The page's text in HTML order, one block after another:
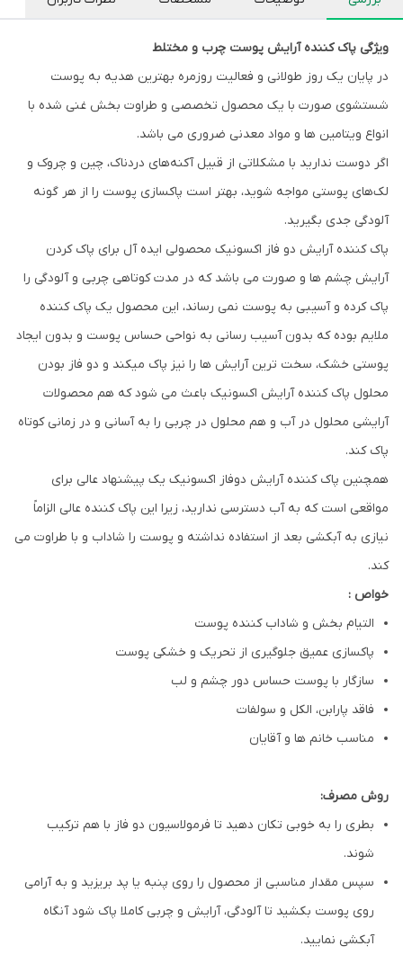
ویژگی پاک کننده آرایش پوست چرب و مختلط
در پایان یک روز طولانی و فعالیت روزمره بهترین هدیه به پوست
شستشوی صورت با یک محصول تخصصی و طراوت بخش غنی شده با
انواع ویتامین ها و مواد معدنی ضروری می باشد.
اگر دوست ندارید با مشکلاتی از قبیل آکنه‌های دردناک، چین و چروک و
لک‌های پوستی مواجه شوید، بهتر است پاکسازی پوست را از هر گونه
آلودگی جدی بگیرید.
پاک کننده آرایش دو فاز اکسونیک محصولی ایده آل برای پاک کردن
آرایش چشم ها و صورت می باشد که در مدت کوتاهی چربی و آلودگی را
پاک کرده و آسیبی به پوست نمی رساند، این محصول یک پاک کننده
ملایم بوده که بدون آسیب رسانی به نواحی حساس پوست و بدون ایجاد
پوستی خشک، سخت ترین آرایش ها را نیز پاک میکند و دو فاز بودن
محلول پاک کننده آرایش اکسونیک باعث می شود که هم محصولات
آرایشی محلول در آب و هم محلول در چربی را به آسانی و در زمانی کوتاه
پاک کند.
همچنین پاک کننده آرایش دوفاز اکسونیک یک پیشنهاد عالی برای
مواقعی است که به آب دسترسی ندارید، زیرا این پاک کننده عالی الزاماً
نیازی به آبکشی بعد از استفاده نداشته و پوست را شاداب و با طراوت می
کند.
خواص :
التیام بخش و شاداب کننده پوست
پاکسازی عمیق جلوگیری از تحریک و خشکی پوست
سازگار با پوست حساس دور چشم و لب
فاقد پارابن، الکل و سولفات
مناسب خانم ها و آقایان
روش مصرف:
بطری را به خوبی تکان دهید تا فرمولاسیون دو فاز با هم ترکیب
شوند.
سپس مقدار مناسبی از محصول را روی پنبه یا پد بریزید و به آرامی
روی پوست بکشید تا آلودگی، آرایش و چربی کاملا پاک شود آنگاه
آبکشی نمایید.